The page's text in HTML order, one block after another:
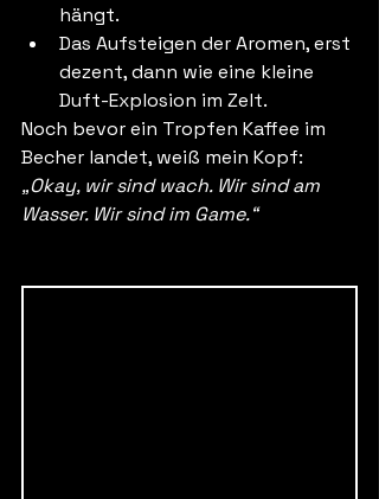
hängt.
Das Aufsteigen der Aromen, erst
dezent, dann wie eine kleine
Duft-Explosion im Zelt.
Noch bevor ein Tropfen Kaffee im
Becher landet, weiß mein Kopf:
„Okay, wir sind wach. Wir sind am
Wasser. Wir sind im Game.“